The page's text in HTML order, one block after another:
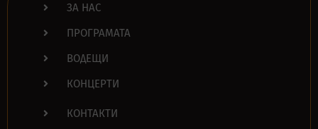
ЗА НАС
ПРОГРАМАТА
ВОДЕЩИ
КОНЦЕРТИ
КОНТАКТИ